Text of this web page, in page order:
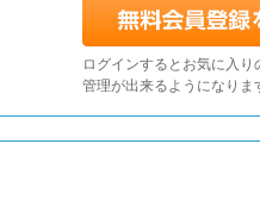
ログインするとお気に入
管理が出来るようになりま